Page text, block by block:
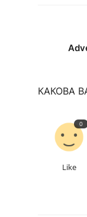
КАКОВА
0
Like